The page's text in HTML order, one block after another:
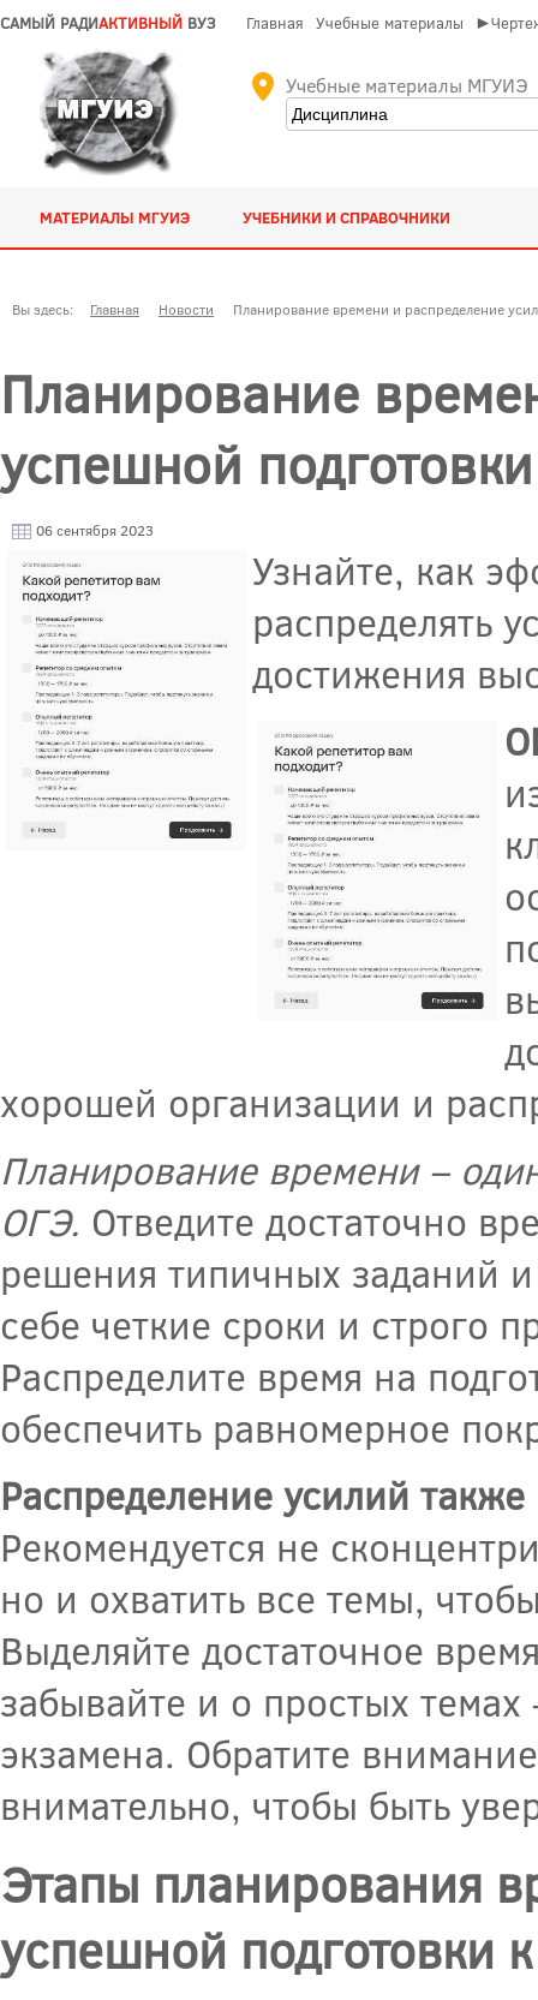
САМЫЙ РАДИАКТИВНЫЙ ВУЗ Главная Учебные материалы
Учебные материалы МГУИЭ
МАТЕРИАЛЫ МГУИЭ УЧЕБНИКИ И СПРАВОЧНИКИ
Вы здесь: Главная Новости Планирование времени и распределение
Планирование
успешной
06 сентября 2023
Узнайте, как
распределять
достижения
хорошей организации и
Планирование времени –
ОГЭ. Отведите достаточно
решения типичных заданий
себе четкие сроки и строго
Распределите время на
обеспечить равномерное
Распределение усилий
Рекомендуется не
но и охватить все темы,
Выделяйте достаточное
забывайте и о простых темах
экзамена. Обратите
внимательно, чтобы быть
Этапы планирования
успешной подготовки